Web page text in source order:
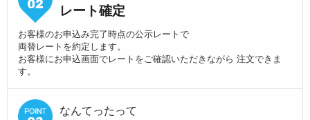
レート確定
お客様のお申込み完了時点の公示レートで
両替レートを約定します。
お客様にお申込画面でレートをご確認いただきながら 注文できま
す。
なんてったって